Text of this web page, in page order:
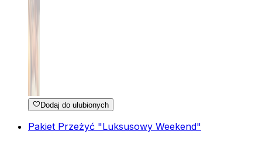
Dodaj do ulubionych
Pakiet Przeżyć "Luksusowy Weekend"